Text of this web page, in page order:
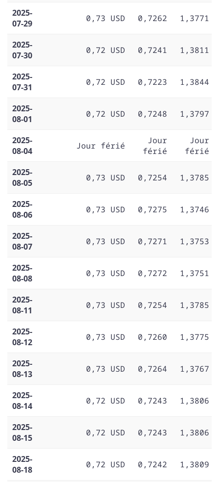
2025-
07-29
0,73 USD 0,7262 1,3771
2025-
07-30
0,72 USD 0,7241 1,3811
2025-
07-31
0,72 USD 0,7223 1,3844
2025-
08-01
0,72 USD 0,7248 1,3797
2025-
08-04
Jour férié
Jour
férié
Jour
férié
2025-
08-05
0,73 USD 0,7254 1,3785
2025-
08-06
0,73 USD 0,7275 1,3746
2025-
08-07
0,73 USD 0,7271 1,3753
2025-
08-08
0,73 USD 0,7272 1,3751
2025-
08-11
0,73 USD 0,7254 1,3785
2025-
08-12
0,73 USD 0,7260 1,3775
2025-
08-13
0,73 USD 0,7264 1,3767
2025-
08-14
0,72 USD 0,7243 1,3806
2025-
08-15
0,72 USD 0,7243 1,3806
2025-
08-18
0,72 USD 0,7242 1,3809